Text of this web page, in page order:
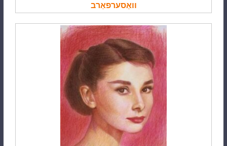
וואַסערפאַרב